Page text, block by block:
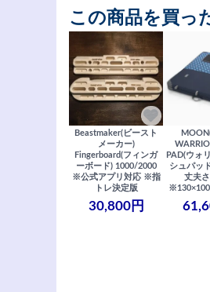
この商品を買っ
Beastmaker(ビースト
メーカー)
Fingerboard(フィンガ
ーボード) 1000/2000
※公式アプリ対応 ※指
トレ決定版
30,800円
PAD(ウォ
シュパッ
丈夫